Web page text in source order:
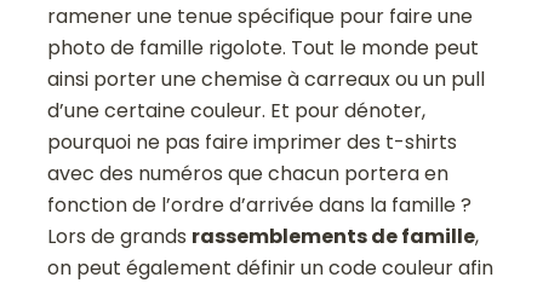
ramener une tenue spécifique pour faire une
photo de famille rigolote. Tout le monde peut
ainsi porter une chemise à carreaux ou un pull
d’une certaine couleur. Et pour dénoter,
pourquoi ne pas faire imprimer des t-shirts
avec des numéros que chacun portera en
fonction de l’ordre d’arrivée dans la famille ?
Lors de grands rassemblements de famille,
on peut également définir un code couleur afin